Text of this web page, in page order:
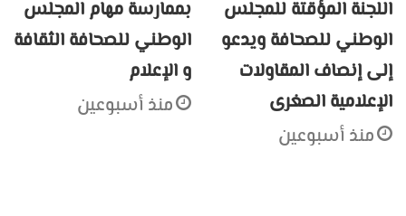
اللجنة المؤقتة للمجلس
الوطني للصحافة ويدعو
إلى إنصاف المقاولات
الإعلامية الصغرى
منذ أسبوعين
بممارسة مهام المجلس
الوطني للصحافة الثقافة
و الإعلام
منذ أسبوعين